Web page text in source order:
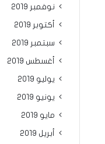
نوفمبر 2019
أكتوبر 2019
سبتمبر 2019
أغسطس 2019
يوليو 2019
يونيو 2019
مايو 2019
أبريل 2019